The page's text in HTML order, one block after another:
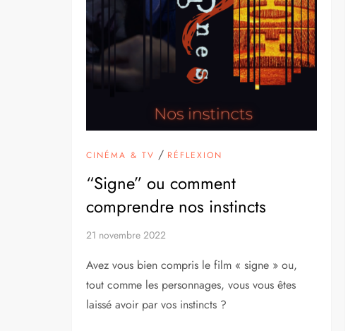
CINÉMA & TV / RÉFLEXION
“Signe” ou comment
comprendre nos instincts
21 novembre 2022
Avez vous bien compris le film « signe » ou,
tout comme les personnages, vous vous êtes
laissé avoir par vos instincts ?